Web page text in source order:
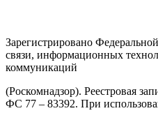
Зарегистрировано
связи, информационных
коммуникаций
(Роскомнадзор). Реестровая
ФС 77 – 83392. При